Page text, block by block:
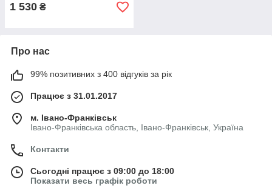
1 530 ₴
Про нас
99% позитивних з 400 відгуків за рік
Працює з 31.01.2017
м. Івано-Франківськ
Івано-Франківська область, Івано-Франківськ, Україна
Контакти
Сьогодні працює з 09:00 до 18:00
Показати весь графік роботи